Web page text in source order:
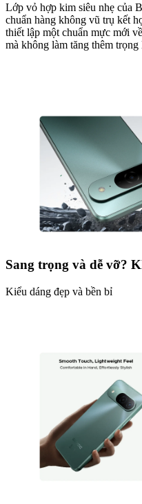
Lớp vỏ hợp kim siêu nhẹ của
chuẩn hàng không vũ trụ kết
thiết lập một chuẩn mực mới
mà không làm tăng thêm trọng
Sang trọng và dễ vỡ?
Kiểu dáng đẹp và bền bỉ